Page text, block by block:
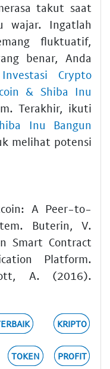
takut saat
wajar. Ingatlah
fluktuatif,
benar, Anda
Investasi Crypto
& Shiba Inu
Terakhir, ikuti
Inu Bangun
melihat potensi
A Peer-to-
Buterin, V.
Smart Contract
Platform.
A. (2016).
KRIPTO
TOKEN PROFIT